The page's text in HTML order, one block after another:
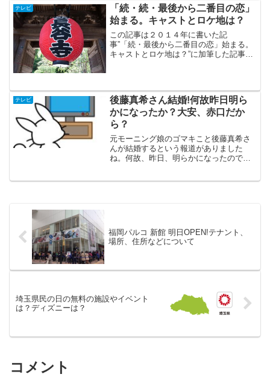
どのように出会い、どう愛情を育むので
しょうか？
テレビ
「続・続・最後から二番目の恋」
始まる。キャストとロケ地は？
この記事は２０１４年に書いた記
事”「続・最後から二番目の恋」始まる。
キャストとロケ地は？”に加筆した記事で
て書いてあります。
テレビ
後藤真希さん結婚!何故昨日明ら
かになったか？大安、赤口だか
ら？
元モーニング娘のゴマキこと後藤真希さ
んが結婚するという報道がありました
ね。何故、昨日、明らかになったのでし
福岡パルコ 新館 明日OPEN!テナント、
場所、住所などについて
埼玉県民の日の無料の施設やイベント
は？ディズニーは？
コメント